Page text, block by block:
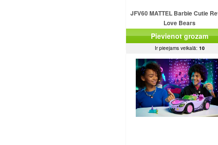
JFV60 MATTEL Barbie Cutie
Love Bears
Pievienot grozam
Ir pieejams veikalā: 10